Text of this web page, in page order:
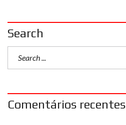
Search
Comentários recentes